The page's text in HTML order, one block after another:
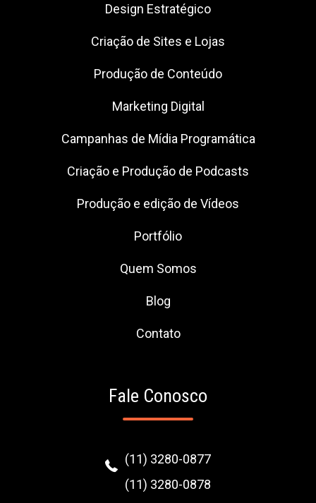
Design Estratégico
Criação de Sites e Lojas
Produção de Conteúdo
Marketing Digital
Campanhas de Mídia Programática
Criação e Produção de Podcasts
Produção e edição de Vídeos
Portfólio
Quem Somos
Blog
Contato
Fale Conosco
(11) 3280-0877
(11) 3280-0878